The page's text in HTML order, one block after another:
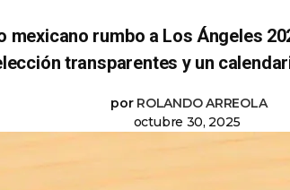
mexicano rumbo a Los Ángeles
transparentes y un
por ROLANDO ARREOLA
octubre 30, 2025